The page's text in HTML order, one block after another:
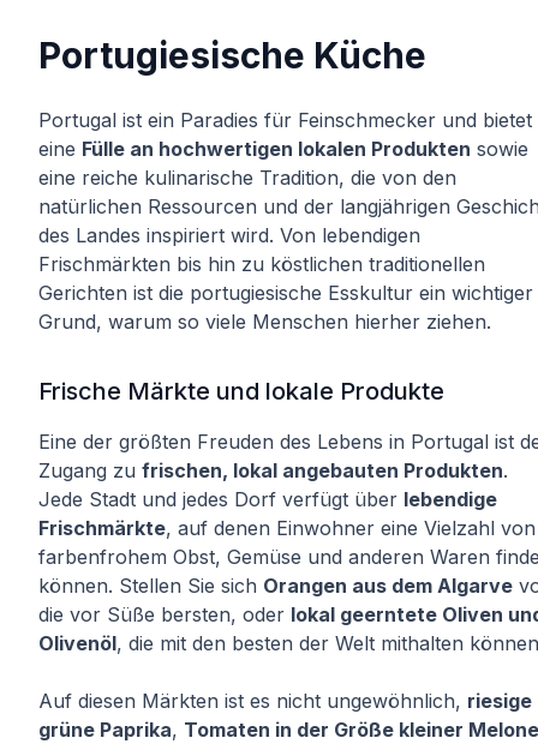
Portugiesische Küche
Portugal ist ein Paradies für Feinschmecker und bietet
eine Fülle an hochwertigen lokalen Produkten sowie
eine reiche kulinarische Tradition, die von den
natürlichen Ressourcen und der langjährigen
des Landes inspiriert wird. Von lebendigen
Frischmärkten bis hin zu köstlichen traditionellen
Gerichten ist die portugiesische Esskultur ein wichtiger
Grund, warum so viele Menschen hierher ziehen.
Frische Märkte und lokale Produkte
Eine der größten Freuden des Lebens in Portugal ist
Zugang zu frischen, lokal angebauten Produkten.
Jede Stadt und jedes Dorf verfügt über lebendige
Frischmärkte, auf denen Einwohner eine Vielzahl von
farbenfrohem Obst, Gemüse und anderen Waren
können. Stellen Sie sich Orangen aus dem Algarve
die vor Süße bersten, oder lokal geerntete Oliven
Olivenöl, die mit den besten der Welt mithalten
Auf diesen Märkten ist es nicht ungewöhnlich, riesige
grüne Paprika, Tomaten in der Größe kleiner